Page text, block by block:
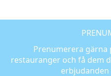
Prenumerera
restauranger och få dem
erbjudanden